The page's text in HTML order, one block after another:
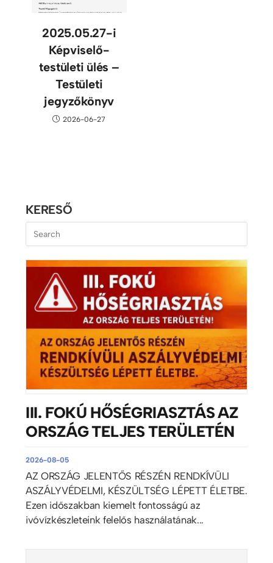
2025.05.27-i
Képviselő-
testületi ülés –
Testületi
jegyzőkönyv
2026-06-27
KERESŐ
III. FOKÚ HŐSÉGRIASZTÁS AZ
ORSZÁG TELJES TERÜLETÉN
2026-08-05
AZ ORSZÁG JELENTŐS RÉSZÉN RENDKÍVÜLI
ASZÁLYVÉDELMI, KÉSZÜLTSÉG LÉPETT ÉLETBE.
Ezen időszakban kiemelt fontosságú az
ivóvízkészleteink felelős használatának...